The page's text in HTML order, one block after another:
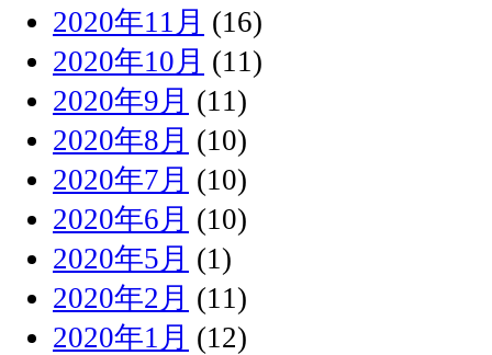
2020年11月 (16)
2020年10月 (11)
2020年9月 (11)
2020年8月 (10)
2020年7月 (10)
2020年6月 (10)
2020年5月 (1)
2020年2月 (11)
2020年1月 (12)